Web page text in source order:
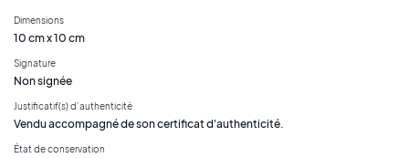
Dimensions
10 cm x 10 cm
Signature
Non signée
Justificatif(s) d’authenticité
Vendu accompagné de son certificat d'authenticité.
État de conservation